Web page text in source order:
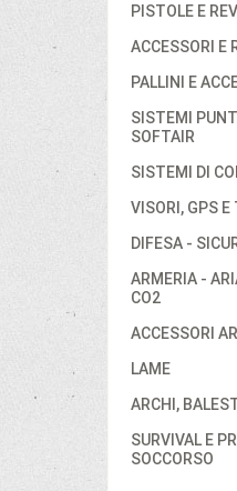
PISTOLE E
ACCESSORI E
PALLINI E
SISTEMI
SOFTAIR
SISTEMI DI
VISORI, GPS E
DIFESA -
ARMERIA -
CO2
ACCESSORI
LAME
ARCHI,
SURVIVAL E
SOCCORSO